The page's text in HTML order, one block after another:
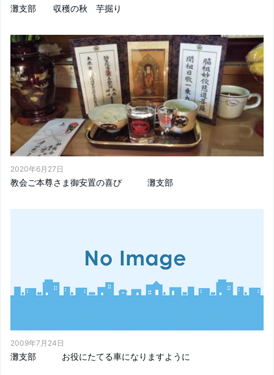
灘支部 収穫の秋 芋掘り
2020年6月27日
教会ご本尊さま御安置の喜び 灘支部
2009年7月24日
灘支部 お役にたてる車になりますように